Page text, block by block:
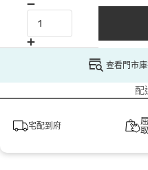
查看門市
配
宅配到府